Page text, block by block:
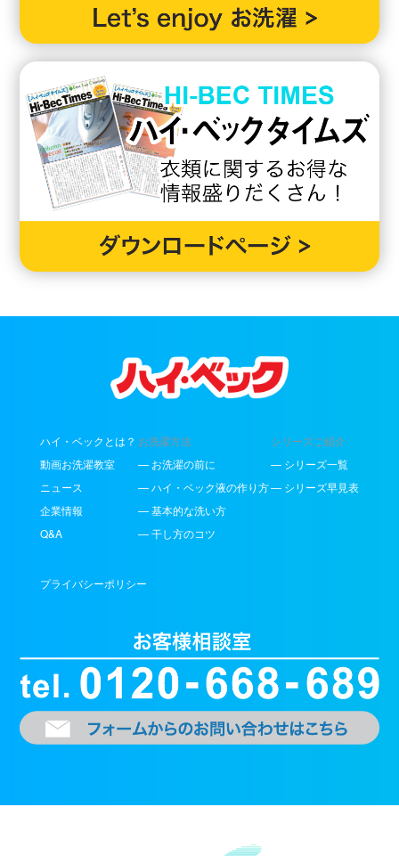
ハイ・ベックとは？
動画お洗濯教室
ニュース
企業情報
Q&A
お洗濯方法
— お洗濯の前に
— ハイ・ベック液の作り方
— 基本的な洗い方
— 干し方のコツ
シリーズご紹介
— シリーズ一覧
— シリーズ早見表
プライバシーポリシー